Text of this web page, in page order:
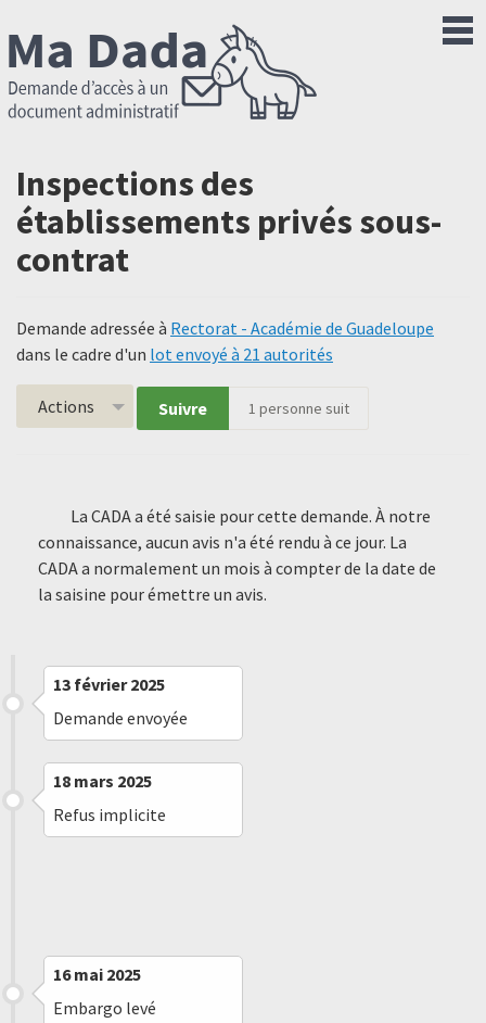
Inspections des
établissements privés sous-
contrat
Demande adressée à Rectorat - Académie de Guadeloupe
dans le cadre d'un lot envoyé à 21 autorités
Actions Suivre 1 personne suit
La CADA a été saisie pour cette demande. À notre
connaissance, aucun avis n'a été rendu à ce jour. La
CADA a normalement un mois à compter de la date de
la saisine pour émettre un avis.
13 février 2025
Demande envoyée
18 mars 2025
Refus implicite
16 mai 2025
Embargo levé